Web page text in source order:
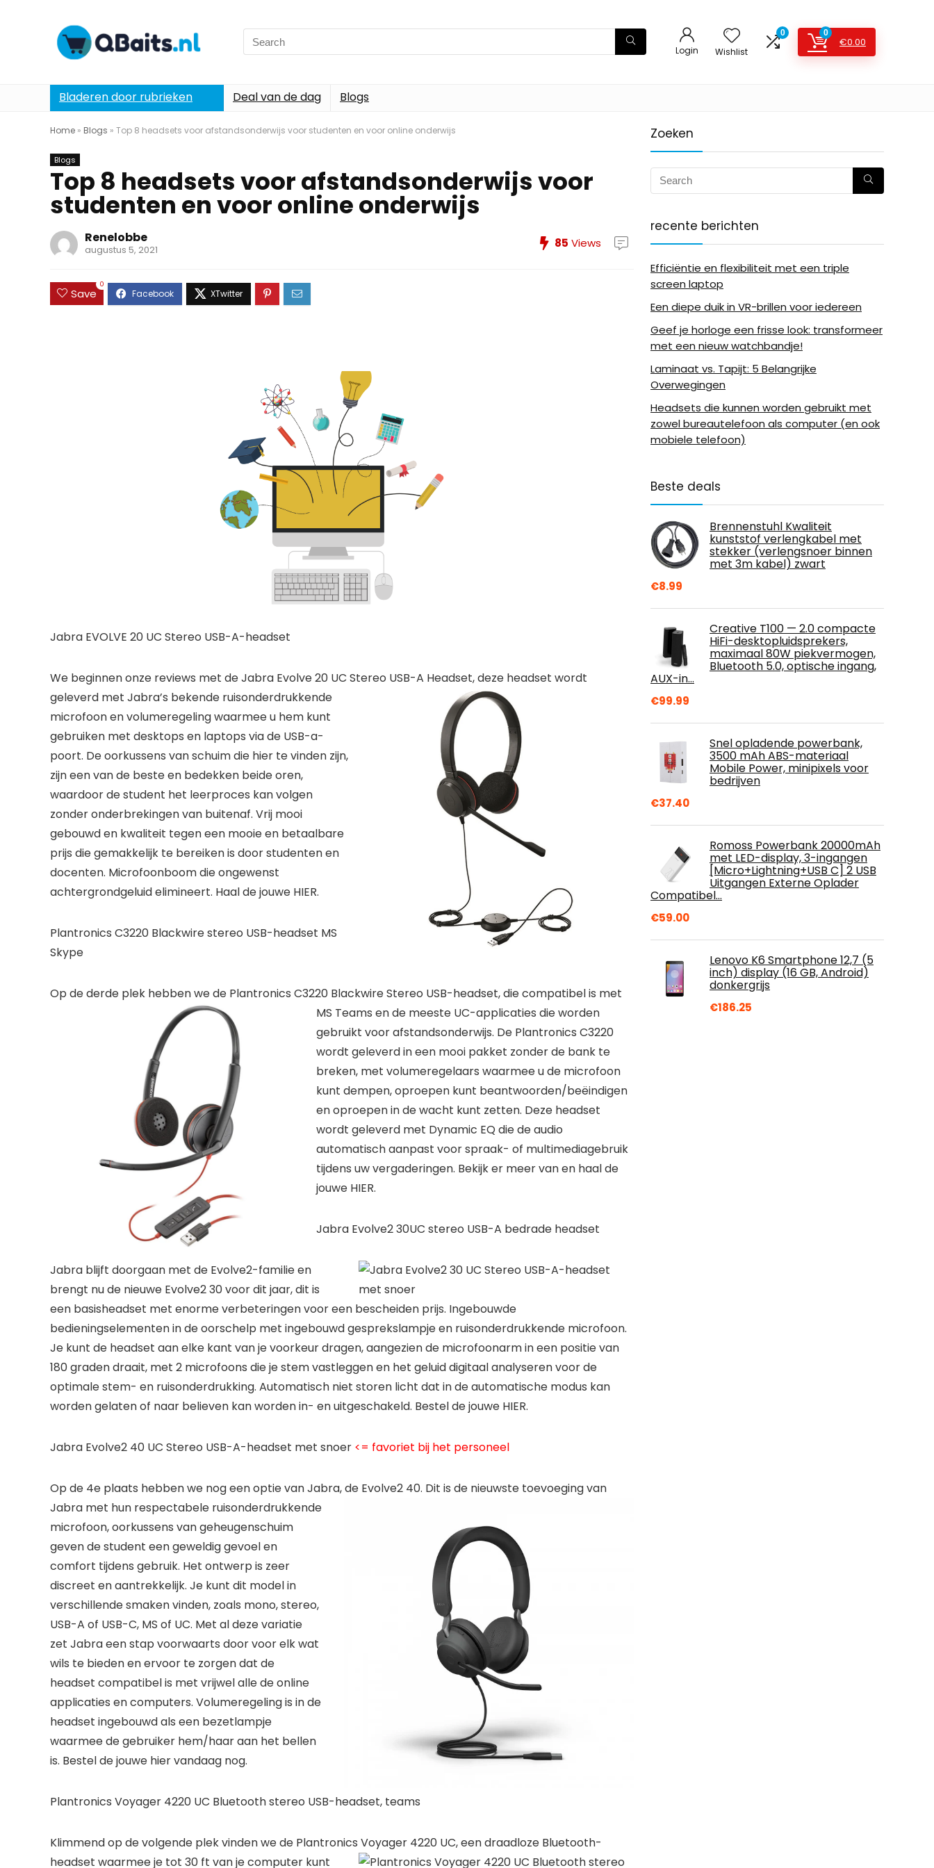
Search
for:
Login Wishlist
0 0
€0.00
Bladeren door rubrieken Deal van de dag Blogs
Home » Blogs » Top 8 headsets voor afstandsonderwijs voor studenten en voor online onderwijs
Blogs
Top 8 headsets voor afstandsonderwijs voor
studenten en voor online onderwijs
Renelobbe
augustus 5, 2021 85 Views
Save
0
Jabra EVOLVE 20 UC Stereo USB-A-headset
We beginnen onze reviews met de Jabra Evolve 20 UC Stereo USB-A Headset, deze headset wordt
geleverd met Jabra’s bekende ruisonderdrukkende
microfoon en volumeregeling waarmee u hem kunt
gebruiken met desktops en laptops via de USB-a-
poort. De oorkussens van schuim die hier te vinden zijn,
zijn een van de beste en bedekken beide oren,
waardoor de student het leerproces kan volgen
zonder onderbrekingen van buitenaf. Vrij mooi
gebouwd en kwaliteit tegen een mooie en betaalbare
prijs die gemakkelijk te bereiken is door studenten en
docenten. Microfoonboom die ongewenst
achtergrondgeluid elimineert. Haal de jouwe HIER.
Plantronics C3220 Blackwire stereo USB-headset MS
Skype
Op de derde plek hebben we de Plantronics C3220 Blackwire Stereo USB-headset, die compatibel is met
MS Teams en de meeste UC-applicaties die worden
gebruikt voor afstandsonderwijs. De Plantronics C3220
wordt geleverd in een mooi pakket zonder de bank te
breken, met volumeregelaars waarmee u de microfoon
kunt dempen, oproepen kunt beantwoorden/beëindigen
en oproepen in de wacht kunt zetten. Deze headset
wordt geleverd met Dynamic EQ die de audio
automatisch aanpast voor spraak- of multimediagebruik
tijdens uw vergaderingen. Bekijk er meer van en haal de
jouwe HIER.
Jabra Evolve2 30UC stereo USB-A bedrade headset
Jabra blijft doorgaan met de Evolve2-familie en
brengt nu de nieuwe Evolve2 30 voor dit jaar, dit is
een basisheadset met enorme verbeteringen voor een bescheiden prijs. Ingebouwde
bedieningselementen in de oorschelp met ingebouwd gesprekslampje en ruisonderdrukkende microfoon.
Je kunt de headset aan elke kant van je voorkeur dragen, aangezien de microfoonarm in een positie van
180 graden draait, met 2 microfoons die je stem vastleggen en het geluid digitaal analyseren voor de
optimale stem- en ruisonderdrukking. Automatisch niet storen licht dat in de automatische modus kan
worden gelaten of naar believen kan worden in- en uitgeschakeld. Bestel de jouwe HIER.
Jabra Evolve2 40 UC Stereo USB-A-headset met snoer <= favoriet bij het personeel
Op de 4e plaats hebben we nog een optie van Jabra,de Evolve2 40. Dit is de nieuwste toevoeging van
Jabra met hun respectabele ruisonderdrukkende
microfoon, oorkussens van geheugenschuim
geven de student een geweldig gevoel en
comfort tijdens gebruik. Het ontwerp is zeer
discreet en aantrekkelijk. Je kunt dit model in
verschillende smaken vinden, zoals mono, stereo,
USB-A of USB-C, MS of UC. Met al deze variatie
zet Jabra een stap voorwaarts door voor elk wat
wils te bieden en ervoor te zorgen dat de
headset compatibel is met vrijwel alle de online
applicaties en computers. Volumeregeling is in de
headset ingebouwd als een bezetlampje
waarmee de gebruiker hem/haar aan het bellen
is. Bestel de jouwe hier vandaag nog.
Plantronics Voyager 4220 UC Bluetooth stereo USB-headset, teams
Klimmend op de volgende plek vinden we de Plantronics Voyager 4220 UC, een draadloze Bluetooth-
headset waarmee je tot 30 ft van je computer kunt
Zoeken
recente berichten
Efficiëntie en flexibiliteit met een triple
screen laptop
Een diepe duik in VR-brillen voor iedereen
Geef je horloge een frisse look: transformeer
met een nieuw watchbandje!
Laminaat vs. Tapijt: 5 Belangrijke
Overwegingen
Headsets die kunnen worden gebruikt met
zowel bureautelefoon als computer (en ook
mobiele telefoon)
Beste deals
Brennenstuhl Kwaliteit
kunststof verlengkabel met
stekker (verlengsnoer binnen
met 3m kabel) zwart
€8.99
Creative T100 — 2.0 compacte
HiFi-desktopluidsprekers,
maximaal 80W piekvermogen,
Bluetooth 5.0, optische ingang,
AUX-in…
€99.99
Snel opladende powerbank,
3500 mAh ABS-materiaal
Mobile Power, minipixels voor
bedrijven
€37.40
Romoss Powerbank 20000mAh
met LED-display, 3-ingangen
[Micro+Lightning+USB C] 2 USB
Uitgangen Externe Oplader
Compatibel…
€59.00
Lenovo K6 Smartphone 12,7 (5
inch) display (16 GB, Android)
donkergrijs
€186.25